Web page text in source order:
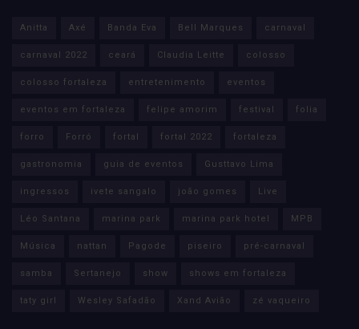
Anitta Axé Banda Eva Bell Marques carnaval
carnaval 2022 ceará Claudia Leitte colosso
colosso fortaleza entretenimento eventos
eventos em fortaleza felipe amorim festival folia
forro Forró fortal fortal 2022 fortaleza
gastronomia guia de eventos Gusttavo Lima
ingressos ivete sangalo joão gomes Live
Léo Santana marina park marina park hotel MPB
Música nattan Pagode piseiro pré-carnaval
samba Sertanejo show shows em fortaleza
taty girl Wesley Safadão Xand Avião zé vaqueiro